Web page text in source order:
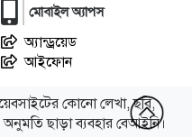
ফরিদপুর ও মুন্সীগঞ্জে বিজিবি
পরিদর্শন
মোবাইল অ্যাপস
অ্যান্ড্রয়েড
আইফোন
কোনো লেখা, ছবি,
অনুমতি ছাড়া ব্যবহার বেআইনি।